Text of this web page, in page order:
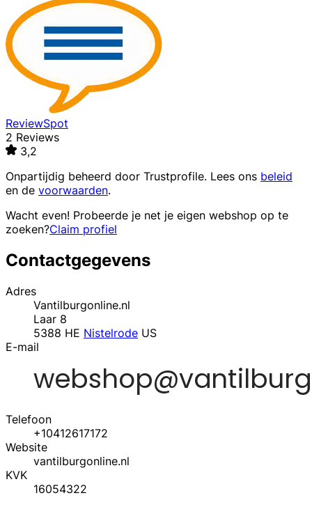
ReviewSpot
2 Reviews
3,2
Onpartijdig beheerd door Trustprofile. Lees ons beleid
en de voorwaarden.
Wacht even! Probeerde je net je eigen webshop op te
zoeken?Claim profiel
Contactgegevens
Adres
Vantilburgonline.nl
Laar 8
5388 HE Nistelrode US
E-mail
Telefoon
+10412617172
Website
vantilburgonline.nl
KVK
16054322